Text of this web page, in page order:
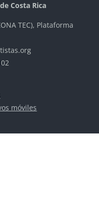
Costa Rica
TEC), Plataforma
móviles